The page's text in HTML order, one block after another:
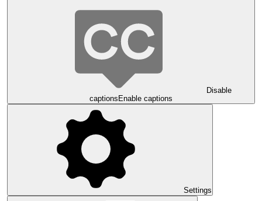
Disable
captions Enable captions
Settings